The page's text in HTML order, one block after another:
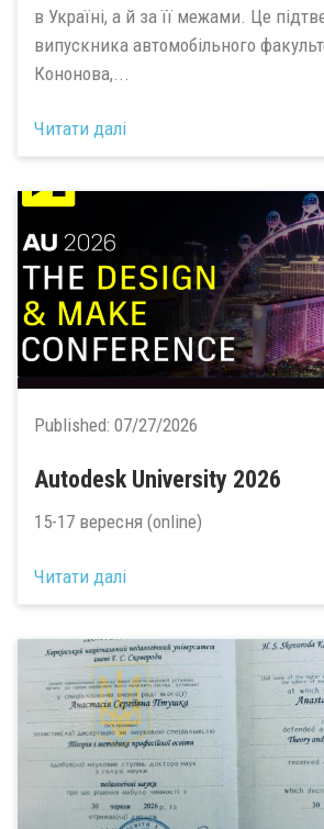
в Україні, а й за її межами. Це
випускника автомобільного
Кононова,...
Читати далі
Published: 07/27/2026
Autodesk University 2026
15-17 вересня (online)
Читати далі